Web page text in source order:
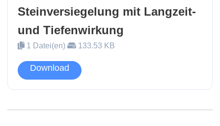
Steinversiegelung mit Langzeit-
und Tiefenwirkung
1 Datei(en) 133.53 KB
Download